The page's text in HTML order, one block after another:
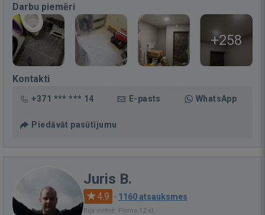
Darbu piemēri
+258
Kontakti
+371 *** *** 14 E-pasts WhatsApp
Piedāvāt pasūtījumu
Juris B.
4.9 · 1160 atsauksmes
Bija vietnē: Pirms 12 st.